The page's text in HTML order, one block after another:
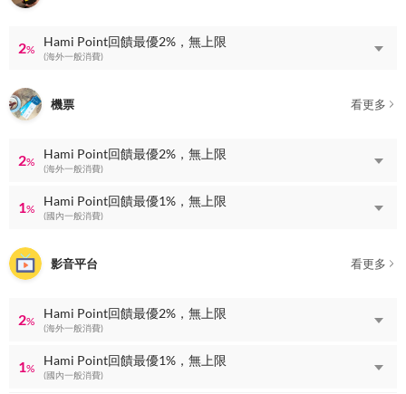
2%
Hami Point回饋最優2%，無上限
(海外一般消費)
機票 看更多
2%
Hami Point回饋最優2%，無上限
(海外一般消費)
1%
Hami Point回饋最優1%，無上限
(國內一般消費)
影音平台 看更多
2%
Hami Point回饋最優2%，無上限
(海外一般消費)
1%
Hami Point回饋最優1%，無上限
(國內一般消費)